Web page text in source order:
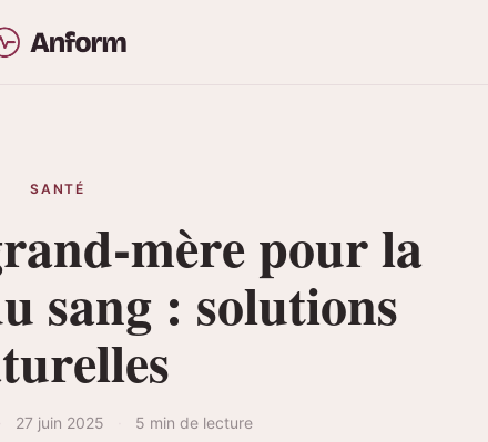
SANTÉ
mère pour la
sang : solutions
27 juin 2025 5 min de lecture